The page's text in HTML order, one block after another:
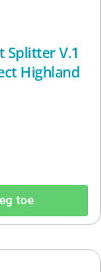
Splitter V.1
Highland
toe